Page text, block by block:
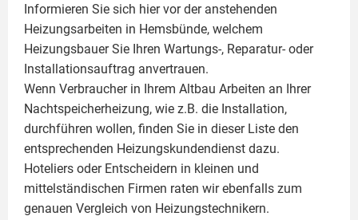
Informieren Sie sich hier vor der anstehenden
Heizungsarbeiten in Hemsbünde, welchem
Heizungsbauer Sie Ihren Wartungs-, Reparatur- oder
Installationsauftrag anvertrauen.
Wenn Verbraucher in Ihrem Altbau Arbeiten an Ihrer
Nachtspeicherheizung, wie z.B. die Installation,
durchführen wollen, finden Sie in dieser Liste den
entsprechenden Heizungskundendienst dazu.
Hoteliers oder Entscheidern in kleinen und
mittelständischen Firmen raten wir ebenfalls zum
genauen Vergleich von Heizungstechnikern.